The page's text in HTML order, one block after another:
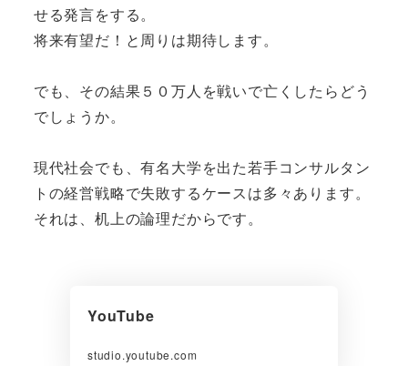
せる発言をする。
将来有望だ！と周りは期待します。
でも、その結果５０万人を戦いで亡くしたらどう
でしょうか。
現代社会でも、有名大学を出た若手コンサルタン
トの経営戦略で失敗するケースは多々あります。
それは、机上の論理だからです。
YouTube
studio.youtube.com